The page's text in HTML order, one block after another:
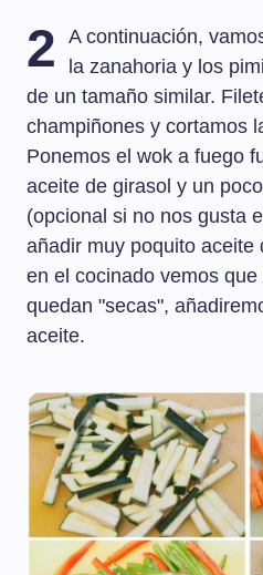
2
A continuación,
la zanahoria y los
de un tamaño similar.
champiñones y cortamos
Ponemos el wok a fuego
aceite de girasol y un
(opcional si no nos gusta
añadir muy poquito aceite
en el cocinado vemos
quedan "secas",
aceite.